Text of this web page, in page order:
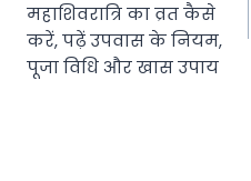
महाशिवरात्रि का व्रत कैसे
करें, पढ़ें उपवास के नियम,
पूजा विधि और खास उपाय